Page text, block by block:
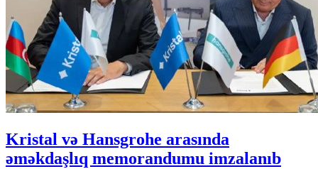
Kristal və Hansgrohe arasında
əməkdaşlıq memorandumu imzalanıb